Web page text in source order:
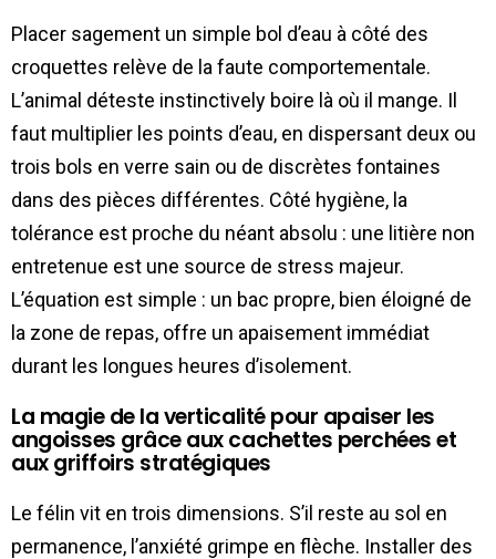
Placer sagement un simple bol d’eau à côté des
croquettes relève de la faute comportementale.
L’animal déteste instinctively boire là où il mange. Il
faut multiplier les points d’eau, en dispersant deux ou
trois bols en verre sain ou de discrètes fontaines
dans des pièces différentes. Côté hygiène, la
tolérance est proche du néant absolu : une litière non
entretenue est une source de stress majeur.
L’équation est simple : un bac propre, bien éloigné de
la zone de repas, offre un apaisement immédiat
durant les longues heures d’isolement.
La magie de la verticalité pour apaiser les
angoisses grâce aux cachettes perchées et
aux griffoirs stratégiques
Le félin vit en trois dimensions. S’il reste au sol en
permanence, l’anxiété grimpe en flèche. Installer des